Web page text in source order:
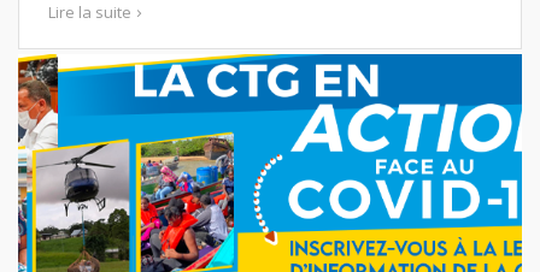
Lire la suite